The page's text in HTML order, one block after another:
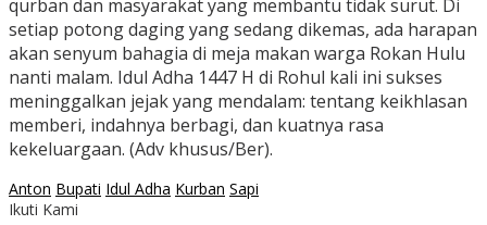
qurban dan masyarakat yang membantu tidak surut. Di
setiap potong daging yang sedang dikemas, ada harapan
akan senyum bahagia di meja makan warga Rokan Hulu
nanti malam. Idul Adha 1447 H di Rohul kali ini sukses
meninggalkan jejak yang mendalam: tentang keikhlasan
memberi, indahnya berbagi, dan kuatnya rasa
kekeluargaan. (Adv khusus/Ber).
Anton Bupati Idul Adha Kurban Sapi
Ikuti Kami